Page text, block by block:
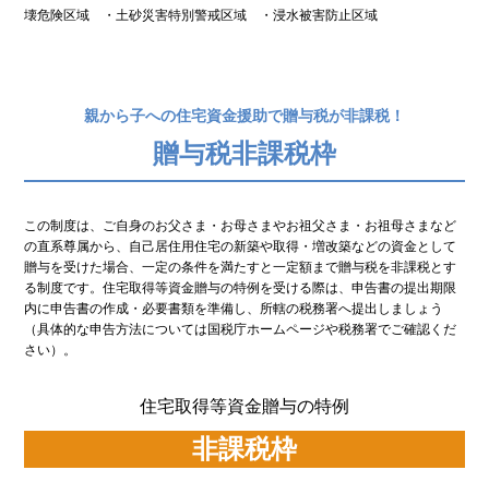
壊危険区域 ・土砂災害特別警戒区域 ・浸水被害防止区域
親から子への住宅資金援助で贈与税が非課税！
贈与税非課税枠
この制度は、ご自身のお父さま・お母さまやお祖父さま・お祖母さまなど
の直系尊属から、自己居住用住宅の新築や取得・増改築などの資金として
贈与を受けた場合、一定の条件を満たすと一定額まで贈与税を非課税とす
る制度です。住宅取得等資金贈与の特例を受ける際は、申告書の提出期限
内に申告書の作成・必要書類を準備し、所轄の税務署へ提出しましょう
（具体的な申告方法については国税庁ホームページや税務署でご確認くだ
さい）。
住宅取得等資金贈与の特例
非課税枠